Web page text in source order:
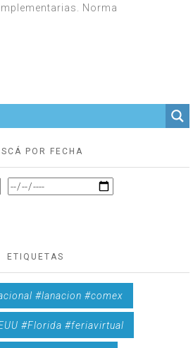
Norma
POR FECHA
ETIQUETAS
#lanacion #comex
#Florida #feriavirtual